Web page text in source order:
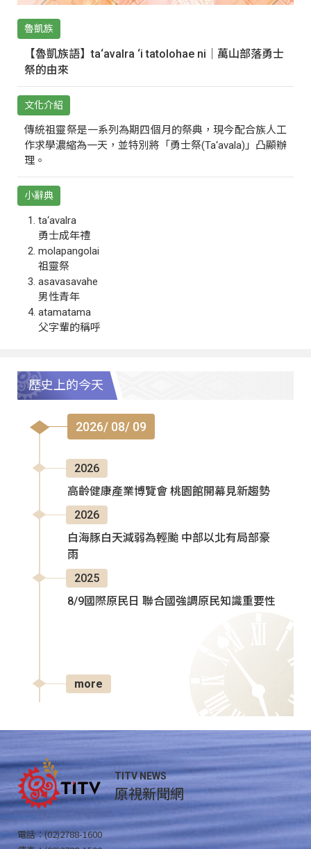
魯凱族
【魯凱族語】ta‘avalra ‘i tatolohae ni｜萬山部落勇士
祭的由來
文化介紹
傳統祖靈祭是一系列為期四個月的祭典，現今配合族人工
作求學濃縮為一天，並特別將「勇士祭(Ta‘avala)」凸顯辦
理。
小辭典
ta‘avalra
勇士成年禮
molapangolai
祖靈祭
asavasavahe
男性青年
atamatama
父字輩的稱呼
歷史上的今天
2026/ 08/ 09
2026
高齡健康產業博覽會 桃園館開幕見新趨勢
2026
白海豚白天減弱為輕颱 中部以北有局部豪
雨
2025
8/9國際原民日 聯合國強調原民知識重要性
more
TITV NEWS
原視新聞網
電話：(02)2788-1600